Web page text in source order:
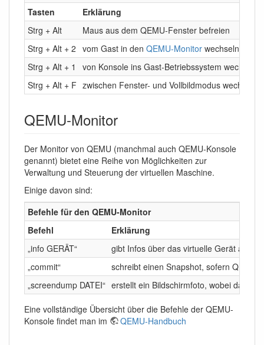
Tasten
Erklärung
Strg + Alt
Maus aus dem QEMU-Fenster befreien
Strg + Alt + 2 vom Gast in den QEMU-Monitor wechseln
Strg + Alt + 1
von Konsole ins Gast-Betriebssystem wechseln
Strg + Alt + F zwischen Fenster- und Vollbildmodus wechseln
QEMU-Monitor
Der Monitor von QEMU (manchmal auch QEMU-Konsole
genannt) bietet eine Reihe von Möglichkeiten zur
Verwaltung und Steuerung der virtuellen Maschine.
Einige davon sind:
Befehle für den QEMU-Monitor
Befehl
Erklärung
„info GERÄT“
gibt Infos über das virtuelle Gerät aus;
„commit“
schreibt einen Snapshot, sofern QEMU
„screendump DATEI“ erstellt ein Bildschirmfoto, wobei das
Eine vollständige Übersicht über die Befehle der QEMU-
Konsole findet man im
QEMU-Handbuch